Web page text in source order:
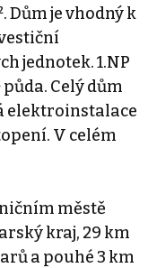
Dům je vhodný k
jednotek. 1.NP
půda. Celý dům
elektroinstalace
V celém
městě
kraj, 29 km
a pouhé 3 km